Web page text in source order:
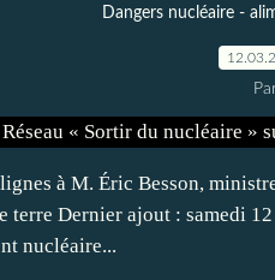
Dangers nucléaire -
à M. Éric Besson,
terre Dernier ajout : samedi
nucléaire...